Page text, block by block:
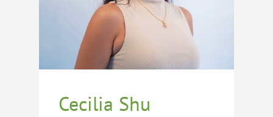
约大学、伊利诺伊大学香槟分校、加
州大学戴维斯分校、圣路易斯华盛顿
大学、东北大学、加州大学欧文分
校、波士顿学院及多伦多大学等世界
知名大学录取
Cecilia Shu